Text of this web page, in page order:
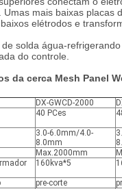
mais baixas placas
elétrodos e
solda água-
do controle.
da cerca Mesh Panel
DX-GWCD-2000
40 PCes
3.0-6.0mm/4.0-
8.0mm
Max.2000mm
160kva*5
pre-corte